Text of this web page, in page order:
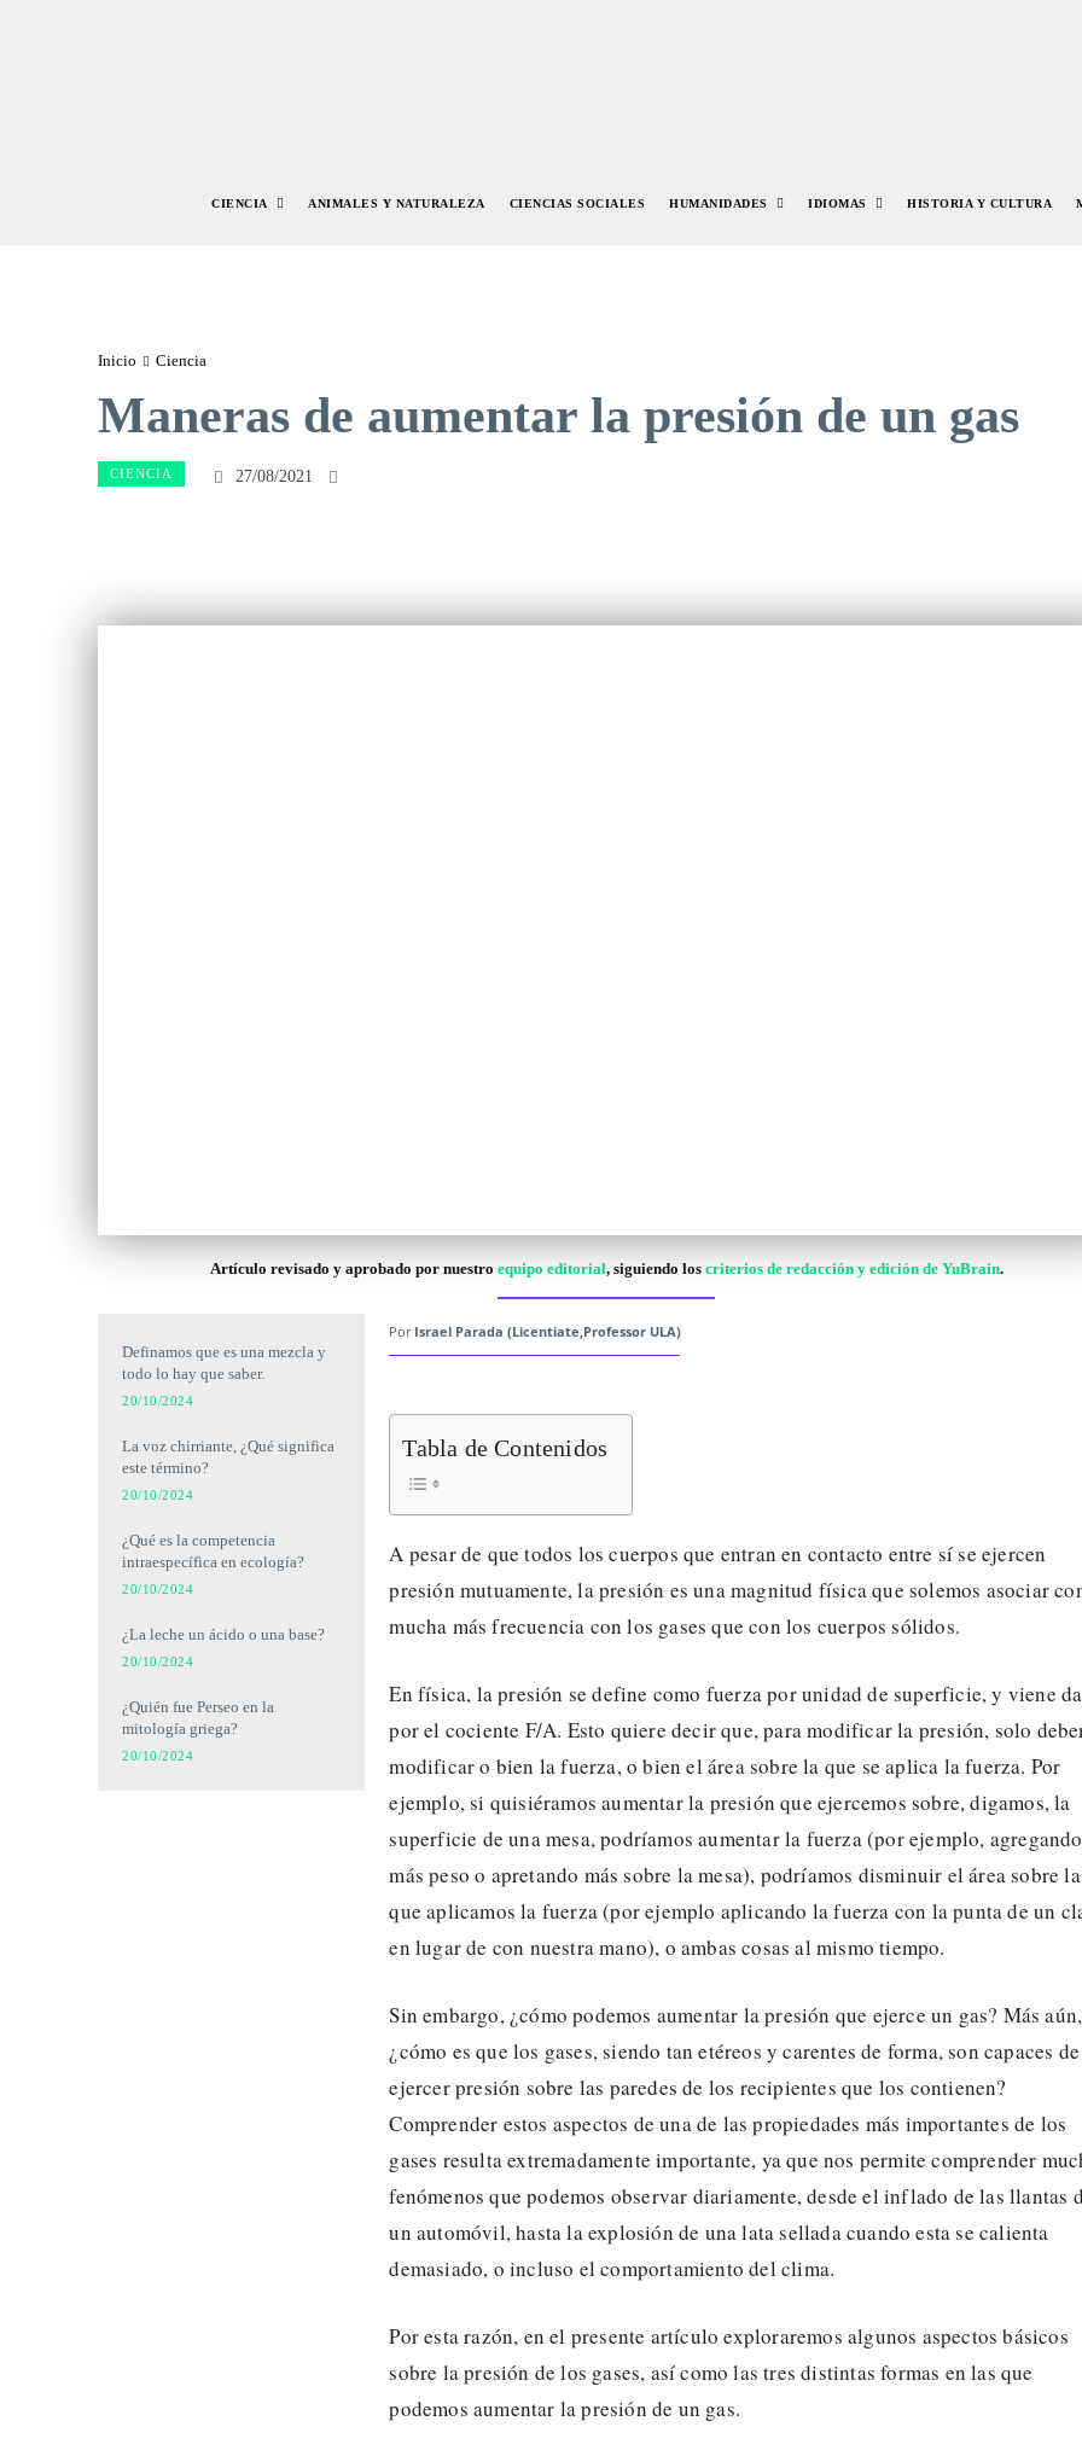
CIENCIA ANIMALES Y NATURALEZA CIENCIAS SOCIALES HUMANIDADES IDIOMAS HISTORIA Y CULTURA
Inicio Ciencia
Maneras de aumentar la presión de un gas
CIENCIA 27/08/2021
Artículo revisado y aprobado por nuestro equipo editorial, siguiendo los criterios de redacción y edición de YuBrain.
Definamos que es una mezcla y
todo lo hay que saber.
20/10/2024
La voz chirriante, ¿Qué significa
este término?
20/10/2024
¿Qué es la competencia
intraespecífica en ecología?
20/10/2024
¿La leche un ácido o una base?
20/10/2024
¿Quién fue Perseo en la
mitología griega?
20/10/2024
Por Israel Parada (Licentiate,Professor ULA)
Tabla de Contenidos
A pesar de que todos los cuerpos que entran en contacto entre sí se ejercen
presión mutuamente, la presión es una magnitud física que solemos asociar
mucha más frecuencia con los gases que con los cuerpos sólidos.
En física, la presión se define como fuerza por unidad de superficie, y viene
por el cociente F/A. Esto quiere decir que, para modificar la presión, solo
modificar o bien la fuerza, o bien el área sobre la que se aplica la fuerza. Por
ejemplo, si quisiéramos aumentar la presión que ejercemos sobre, digamos, la
superficie de una mesa, podríamos aumentar la fuerza (por ejemplo, agregando
más peso o apretando más sobre la mesa), podríamos disminuir el área sobre la
que aplicamos la fuerza (por ejemplo aplicando la fuerza con la punta de un
en lugar de con nuestra mano), o ambas cosas al mismo tiempo.
Sin embargo, ¿cómo podemos aumentar la presión que ejerce un gas? Más aún,
¿cómo es que los gases, siendo tan etéreos y carentes de forma, son capaces de
ejercer presión sobre las paredes de los recipientes que los contienen?
Comprender estos aspectos de una de las propiedades más importantes de los
gases resulta extremadamente importante, ya que nos permite comprender
fenómenos que podemos observar diariamente, desde el inflado de las llantas
un automóvil, hasta la explosión de una lata sellada cuando esta se calienta
demasiado, o incluso el comportamiento del clima.
Por esta razón, en el presente artículo exploraremos algunos aspectos básicos
sobre la presión de los gases, así como las tres distintas formas en las que
podemos aumentar la presión de un gas.